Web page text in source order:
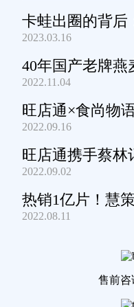
卡蛙出圈的背后
家电
2023.03.16
40年国产老牌燕
化工具的支撑
2022.11.04
旺店通×食尚物
食王国”
2022.09.16
旺店通携手蔡林
面自由
2022.09.02
热销1亿片！慧
通关家庭牛排圈~
2022.08.11
售前咨